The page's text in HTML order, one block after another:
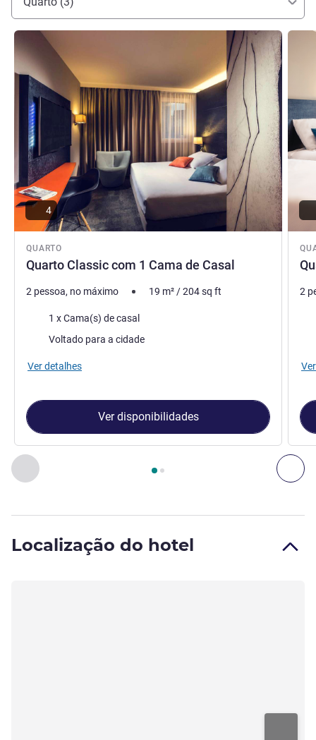
Anterior - Quarto
Página , Quarto 1 : Quarto Classic com 1 Cama de
QUARTO
Quarto Classic com 1 Cama de Casal
Ver detalhes
4
2 pessoa, no máximo 19 m²/204sq ft
Roupa de cama
1 x Cama(s) de casal
Vistas:Voltado para a cidade
Ver detalhes
Ver disponibilidades
Ver
2
Localização do hotel